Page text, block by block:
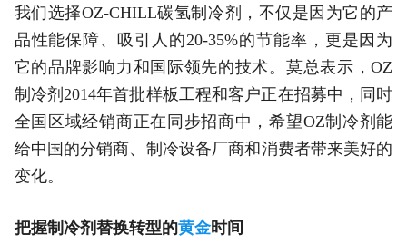
我们选择OZ-CHILL碳氢制冷剂，不仅是因为它的产
品性能保障、吸引人的20-35%的节能率，更是因为
它的品牌影响力和国际领先的技术。莫总表示，OZ
制冷剂2014年首批样板工程和客户正在招募中，同时
全国区域经销商正在同步招商中，希望OZ制冷剂能
给中国的分销商、制冷设备厂商和消费者带来美好的
变化。
把握制冷剂替换转型的黄金时间